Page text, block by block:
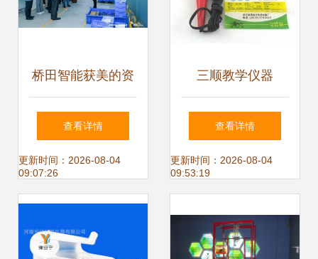
桥田智能获美的资
本数千万战略投资,
基于市场需求上新
多款机器人末端设
备
查看详情
更新时间：2026-08-04
09:07:26
三顺教学仪器
81024电烙铁 数理
化教学中的精确加
查看详情
更新时间：2026-08-04
09:53:19